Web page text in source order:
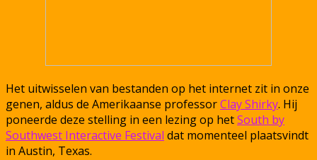
Het uitwisselen van bestanden op het internet zit in onze
genen, aldus de Amerikaanse professorClay Shirky. Hij
poneerde deze stelling in een lezing op hetSouth by
Southwest Interactive Festival dat momenteel plaatsvindt
in Austin, Texas.